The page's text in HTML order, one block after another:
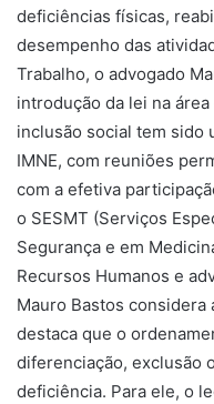
deficiências físicas,
desempenho das
Trabalho, o advogado
introdução da lei na
inclusão social tem sido
IMNE, com reuniões
com a efetiva
o SESMT (Serviços
Segurança e em
Recursos Humanos e
Mauro Bastos
destaca que o
diferenciação, exclusão
deficiência. Para ele, o